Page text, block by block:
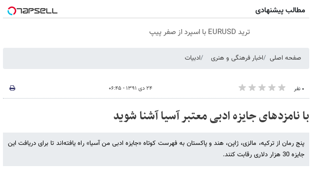
مطالب پیشنهادی
ترید EURUSD با اسپرد از صفر پیپ
صفحه اصلی اخبار فرهنگی و هنری ادبیات
۰ نفر ۲۴ دی ۱۳۹۱ - ۰۶:۴۵
با نامزدهای جایزه ادبی معتبر آسیا آشنا شوید
پنج رمان از ترکیه، مالزی، ژاپن، هند و پاکستان به فهرست کوتاه «جایزه ادبی من آسیا» راه یافته‌اند تا برای دریافت این
جایزه 30 هزار دلاری رقابت کنند.